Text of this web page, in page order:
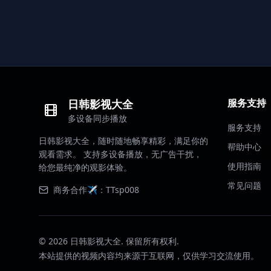
日韩影视大全
多设备同步播放
日韩影视大全，随时随地畅享精彩，满足你的
观看需求。 支持多设备播放，无广告干扰，
给您最纯净的观影体验。
商务合作✈️：TTsp008
服务支持
服务支持
帮助中心
使用指南
常见问题
© 2026 日韩影视大全. 保留所有权利.
本站提供的视频内容均来源于互联网，仅供学习交流使用。